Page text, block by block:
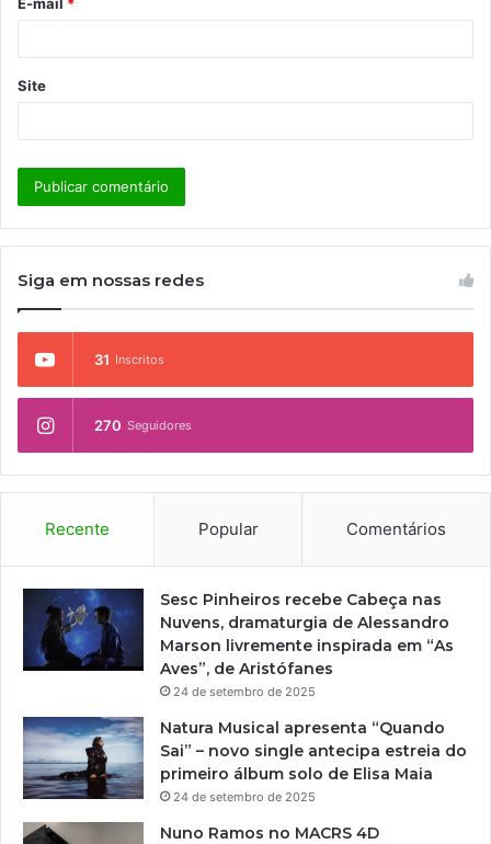
*
Site
Siga em nossas redes
31 Inscritos
270 Seguidores
Recente Popular Comentários
Sesc Pinheiros recebe Cabeça nas
Nuvens, dramaturgia de Alessandro
Marson livremente inspirada em “As
Aves”, de Aristófanes
24 de setembro de 2025
Natura Musical apresenta “Quando
Sai” – novo single antecipa estreia do
primeiro álbum solo de Elisa Maia
24 de setembro de 2025
Nuno Ramos no MACRS 4D